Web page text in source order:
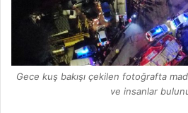
Gece kuş bakışı çekilen fotoğrafta
ve insanlar